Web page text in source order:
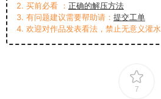
2. 买前必看 ： 正确的解压方法
3. 有问题建议需要帮助请： 提交工单
4. 欢迎对作品发表看法，禁止无意义灌水
7